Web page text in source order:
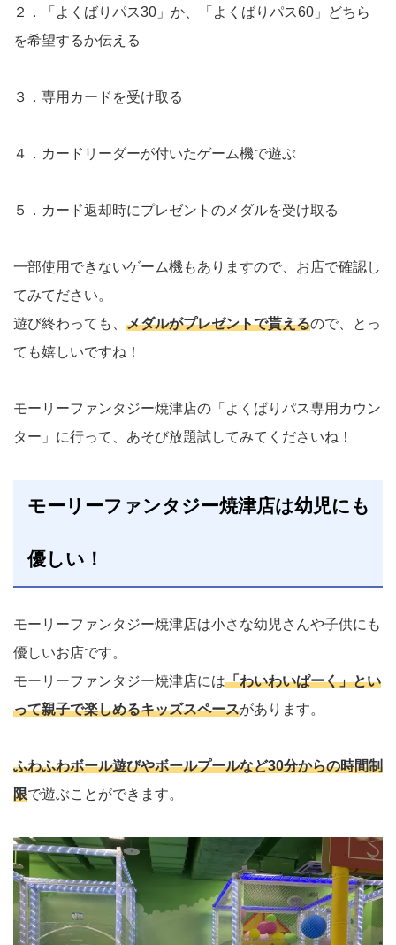
２．「よくばりパス30」か、「よくばりパス60」どちら
を希望するか伝える
３．専用カードを受け取る
４．カードリーダーが付いたゲーム機で遊ぶ
５．カード返却時にプレゼントのメダルを受け取る
一部使用できないゲーム機もありますので、お店で確認し
てみてださい。
遊び終わっても、 メダルがプレゼントで貰えるので、とっ
ても嬉しいですね！
モーリーファンタジー焼津店の「よくばりパス専用カウン
ター」に行って、あそび放題試してみてくださいね！
モーリーファンタジー焼津店は幼児にも
優しい！
モーリーファンタジー焼津店は小さな幼児さんや子供にも
優しいお店です。
モーリーファンタジー焼津店には「わいわいぱーく」とい
って親子で楽しめるキッズスペースがあります。
ふわふわボール遊びやボールプールなど30分からの時間制
限で遊ぶことができます。